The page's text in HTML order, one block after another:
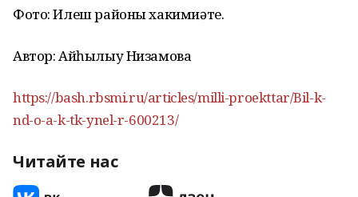
Фото: Илеш районы хакимиәте.
Автор: Айһылыу Низамова
https://bash.rbsmi.ru/articles/milli-proekttar/Bil-k-
nd-o-a-k-tk-ynel-r-600213/
Читайте нас